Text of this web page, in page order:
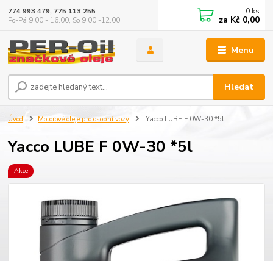
Menu
Hledat
774 993 479, 775 113 255
Po-Pá 9.00 - 16.00, So 9.00 -12.00
0 ks
za Kč 0,00
Úvod Motorové oleje pro osobní vozy Yacco LUBE F 0W-30 *5l
Yacco LUBE F 0W-30 *5l
Akce